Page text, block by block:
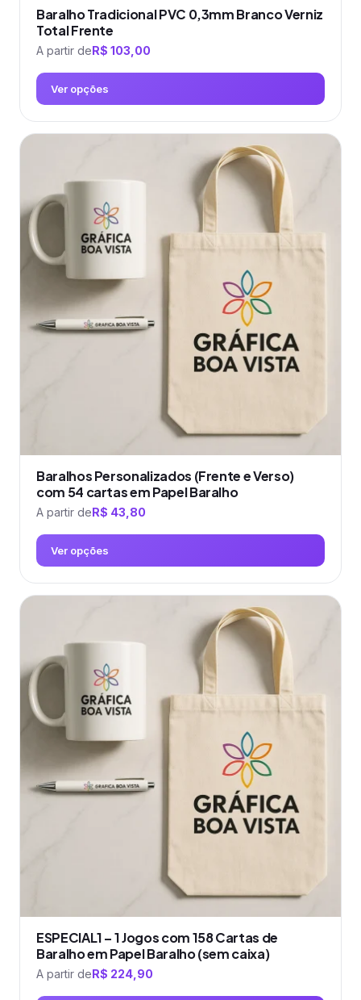
Baralho Tradicional PVC 0,3mm Branco Verniz
Total Frente
A partir deR$ 103,00
Ver opções
Este
produto
várias
variantes.
As
opções
escolhidas
na
Baralhos Personalizados (Frente e Verso)
com 54 cartas em Papel Baralho
A partir deR$ 43,80
Ver opções
Este
produto
várias
variantes.
As
opções
escolhidas
na
ESPECIAL1 – 1 Jogos com 158 Cartas de
Baralho em Papel Baralho (sem caixa)
A partir deR$ 224,90